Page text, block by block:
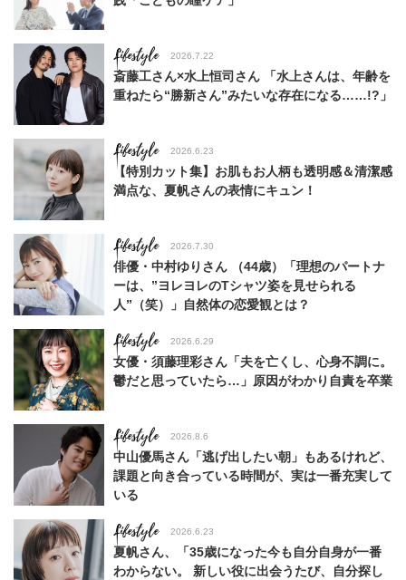
Lifestyle 2026.7.22
斎藤工さん×水上恒司さん 「水上さんは、年齢を
重ねたら“勝新さん”みたいな存在になる……!?」
Lifestyle 2026.6.23
【特別カット集】お肌もお人柄も透明感＆清潔感
満点な、夏帆さんの表情にキュン！
Lifestyle 2026.7.30
俳優・中村ゆりさん （44歳）「理想のパートナ
ーは、”ヨレヨレのTシャツ姿を見せられる
人”（笑）」自然体の恋愛観とは？
Lifestyle 2026.6.29
女優・須藤理彩さん「夫を亡くし、心身不調に。
鬱だと思っていたら…」原因がわかり自責を卒業
Lifestyle 2026.8.6
中山優馬さん「逃げ出したい朝」もあるけれど、
課題と向き合っている時間が、実は一番充実して
いる
Lifestyle 2026.6.23
夏帆さん、「35歳になった今も自分自身が一番
わからない。 新しい役に出会うたび、自分探し